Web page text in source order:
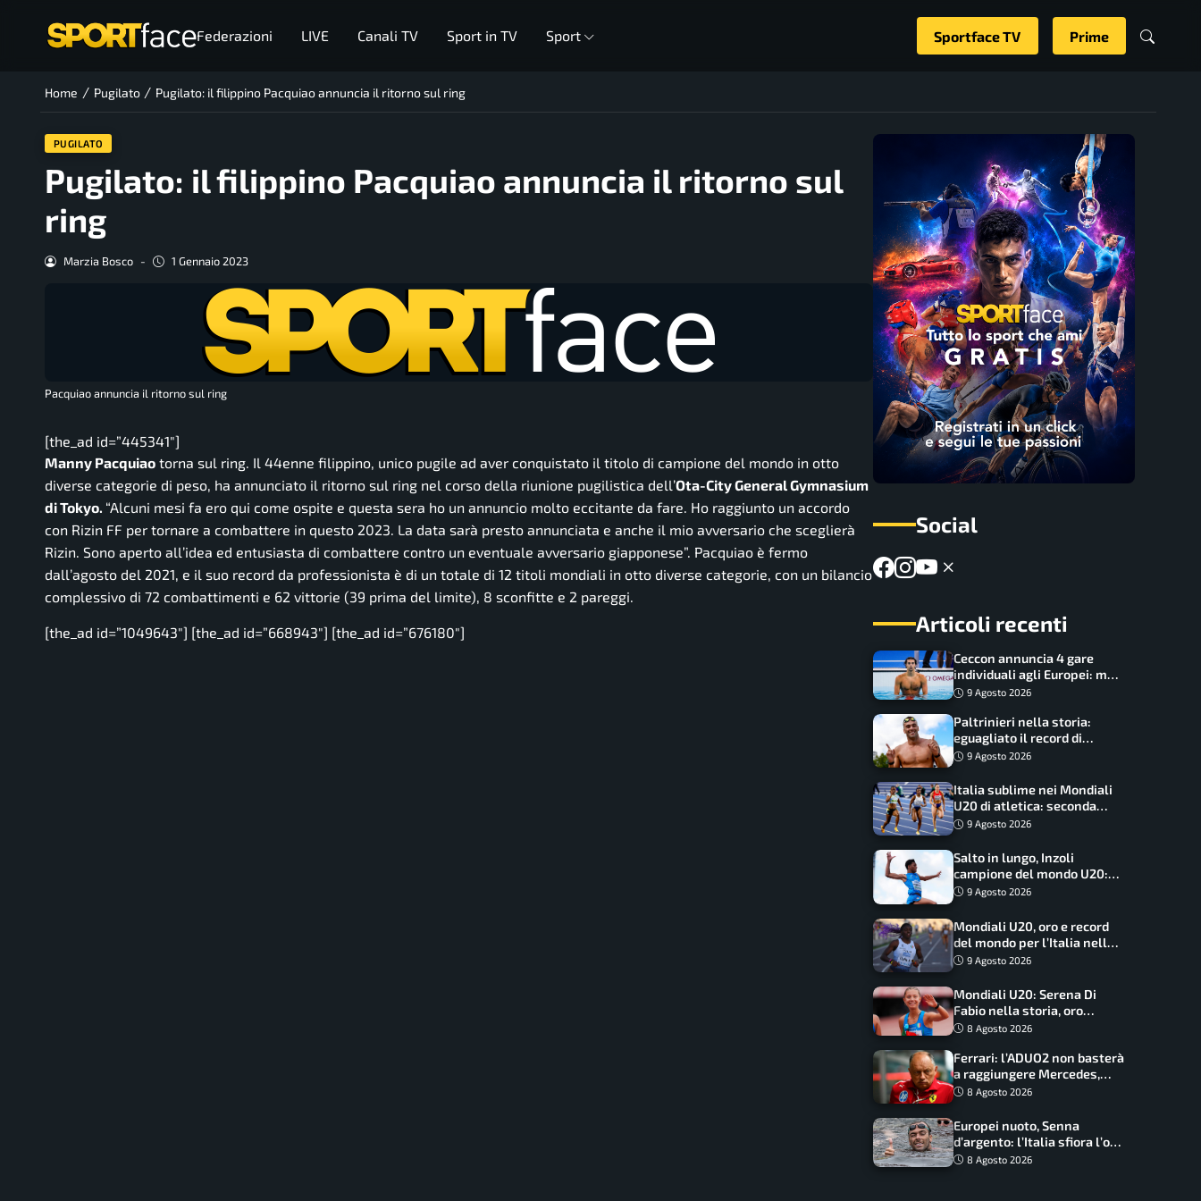
Federazioni LIVE Canali TV Sport in TV Sport Sportface TV Prime
Home / Pugilato / Pugilato: il filippino Pacquiao annuncia il ritorno sul ring
PUGILATO
Pugilato: il filippino Pacquiao annuncia il ritorno sul
ring
Marzia Bosco - 1 Gennaio 2023
Pacquiao annuncia il ritorno sul ring
[the_ad id=”445341″]
Manny Pacquiao torna sul ring. Il 44enne filippino, unico pugile ad aver conquistato il titolo di campione del mondo in otto
diverse categorie di peso, ha annunciato il ritorno sul ring nel corso della riunione pugilistica dell’Ota-City General Gymnasium
di Tokyo. “Alcuni mesi fa ero qui come ospite e questa sera ho un annuncio molto eccitante da fare. Ho raggiunto un accordo
con Rizin FF per tornare a combattere in questo 2023. La data sarà presto annunciata e anche il mio avversario che sceglierà
Rizin. Sono aperto all’idea ed entusiasta di combattere contro un eventuale avversario giapponese”. Pacquiao è fermo
dall’agosto del 2021, e il suo record da professionista è di un totale di 12 titoli mondiali in otto diverse categorie, con un bilancio
complessivo di 72 combattimenti e 62 vittorie (39 prima del limite), 8 sconfitte e 2 pareggi.
[the_ad id=”1049643″] [the_ad id=”668943″] [the_ad id=”676180″]
Social
Articoli recenti
Ceccon annuncia 4 gare
individuali agli Europei: ma
c’è una grossa rinuncia
9 Agosto 2026
Paltrinieri nella storia:
eguagliato il record di
medaglie di Federica
9 Agosto 2026
Italia sublime nei Mondiali
U20 di atletica: seconda
dietro solo agli USA nel
9 Agosto 2026
Salto in lungo, Inzoli
campione del mondo U20:
basta un centimetro
9 Agosto 2026
Mondiali U20, oro e record
del mondo per l’Italia nella
4×100 mista: Doualla
9 Agosto 2026
Mondiali U20: Serena Di
Fabio nella storia, oro
dominio totale nei 5000 di
8 Agosto 2026
Ferrari: l’ADUO2 non basterà
a raggiungere Mercedes,
novità per la Macarena
8 Agosto 2026
Europei nuoto, Senna
d’argento: l’Italia sfiora l’oro
nella staffetta, Paltrinieri
8 Agosto 2026